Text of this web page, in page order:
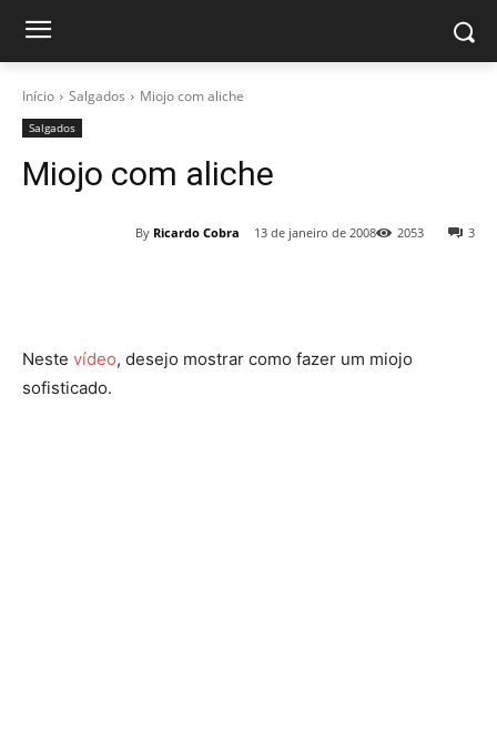
Início Salgados Miojo com aliche
Salgados
Miojo com aliche
By Ricardo Cobra 13 de janeiro de 2008 3
2053
Neste vídeo, desejo mostrar como fazer um miojo
sofisticado.